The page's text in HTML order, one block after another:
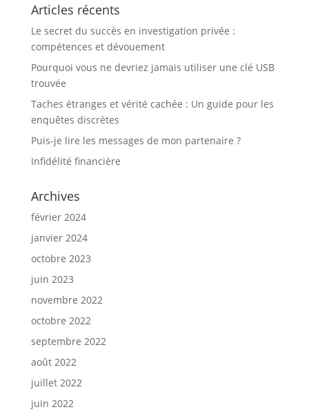
Articles récents
Le secret du succès en investigation privée :
compétences et dévouement
Pourquoi vous ne devriez jamais utiliser une clé USB
trouvée
Taches étranges et vérité cachée : Un guide pour les
enquêtes discrètes
Puis-je lire les messages de mon partenaire ?
Infidélité financière
Archives
février 2024
janvier 2024
octobre 2023
juin 2023
novembre 2022
octobre 2022
septembre 2022
août 2022
juillet 2022
juin 2022